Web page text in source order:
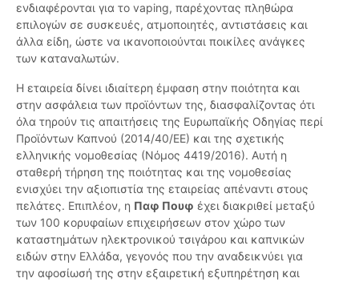
ενδιαφέρονται για το vaping, παρέχοντας πληθώρα
επιλογών σε συσκευές, ατμοποιητές, αντιστάσεις και
άλλα είδη, ώστε να ικανοποιούνται ποικίλες ανάγκες
των καταναλωτών.
Η εταιρεία δίνει ιδιαίτερη έμφαση στην ποιότητα και
στην ασφάλεια των προϊόντων της, διασφαλίζοντας ότι
όλα τηρούν τις απαιτήσεις της Ευρωπαϊκής Οδηγίας περί
Προϊόντων Καπνού (2014/40/ΕΕ) και της σχετικής
ελληνικής νομοθεσίας (Νόμος 4419/2016). Αυτή η
σταθερή τήρηση της ποιότητας και της νομοθεσίας
ενισχύει την αξιοπιστία της εταιρείας απέναντι στους
πελάτες. Επιπλέον, η Παφ Πουφ έχει διακριθεί μεταξύ
των 100 κορυφαίων επιχειρήσεων στον χώρο των
καταστημάτων ηλεκτρονικού τσιγάρου και καπνικών
ειδών στην Ελλάδα, γεγονός που την αναδεικνύει για
την αφοσίωσή της στην εξαιρετική εξυπηρέτηση και